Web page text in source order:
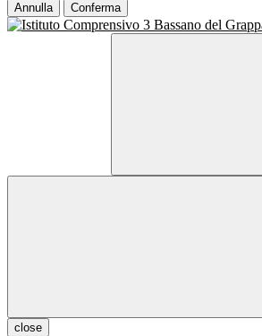
Annulla Conferma
close